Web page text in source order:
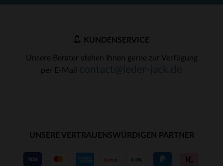
KUNDENSERVICE
Unsere Berater stehen Ihnen gerne zur Verfügung
per E-Mail
UNSERE VERTRAUENSWÜRDIGEN PARTNER